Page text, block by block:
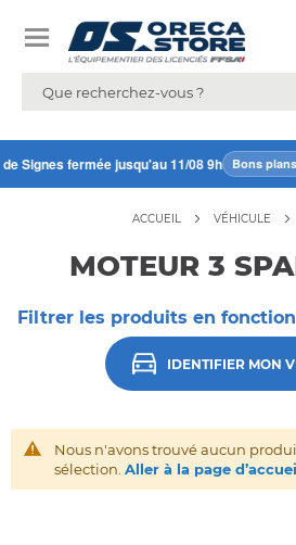
Signes fermée jusqu'au 11/08 9h Bons plans
ACCUEIL VÉHICULE
MOTEUR 3
Filtrer les produits en
IDENTIFIER MON
Nous n'avons trouvé aucun
sélection. Aller à la page